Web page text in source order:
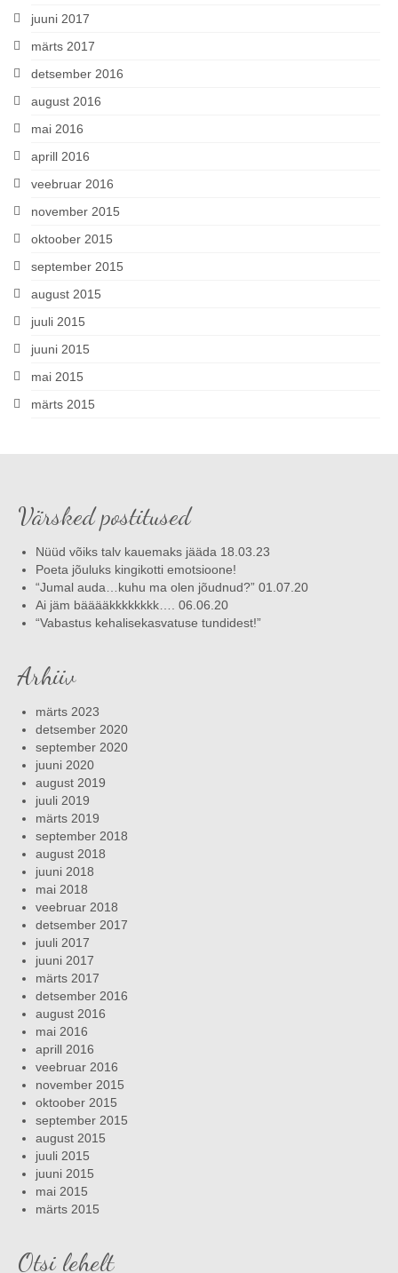
juuni 2017
märts 2017
detsember 2016
august 2016
mai 2016
aprill 2016
veebruar 2016
november 2015
oktoober 2015
september 2015
august 2015
juuli 2015
juuni 2015
mai 2015
märts 2015
Värsked postitused
Nüüd võiks talv kauemaks jääda 18.03.23
Poeta jõuluks kingikotti emotsioone!
“Jumal auda…kuhu ma olen jõudnud?” 01.07.20
Ai jäm bääääkkkkkkkk…. 06.06.20
“Vabastus kehalisekasvatuse tundidest!”
Arhiiv
märts 2023
detsember 2020
september 2020
juuni 2020
august 2019
juuli 2019
märts 2019
september 2018
august 2018
juuni 2018
mai 2018
veebruar 2018
detsember 2017
juuli 2017
juuni 2017
märts 2017
detsember 2016
august 2016
mai 2016
aprill 2016
veebruar 2016
november 2015
oktoober 2015
september 2015
august 2015
juuli 2015
juuni 2015
mai 2015
märts 2015
Otsi lehelt